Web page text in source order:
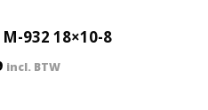
932 18×10-8
incl. BTW